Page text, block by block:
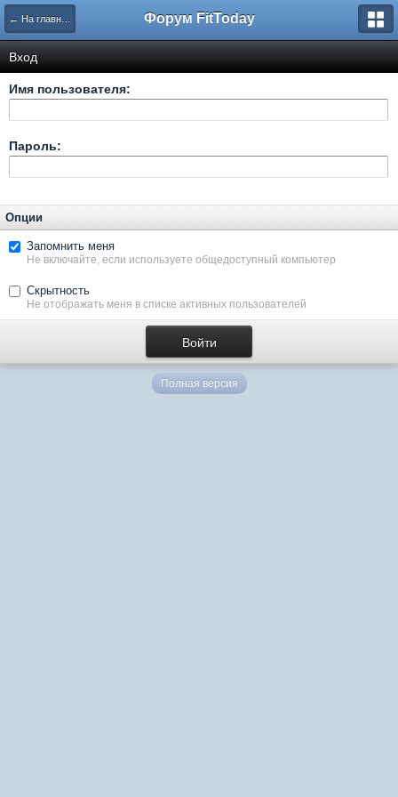
← На главную Форум FitToday
Вход
Имя пользователя:
Пароль:
Опции
Запомнить меня
Не включайте, если используете общедоступный компьютер
Скрытность
Не отображать меня в списке активных пользователей
Полная версия